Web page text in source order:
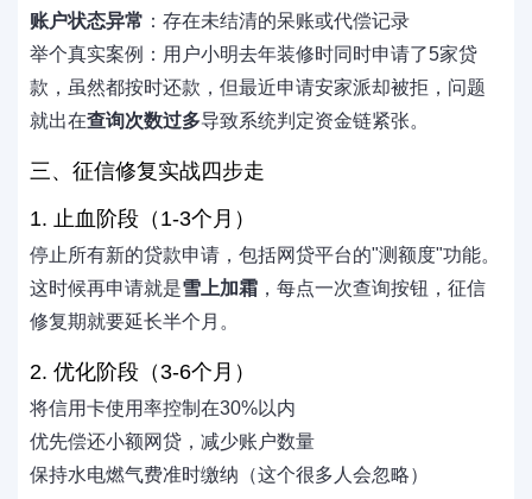
账户状态异常 ：存在未结清的呆账或代偿记录
举个真实案例：用户小明去年装修时同时申请了5家贷
款，虽然都按时还款，但最近申请安家派却被拒，问题
就出在查询次数过多导致系统判定资金链紧张。
三、征信修复实战四步走
1. 止血阶段（1-3个月）
停止所有新的贷款申请，包括网贷平台的"测额度"功能。
这时候再申请就是雪上加霜 ，每点一次查询按钮，征信
修复期就要延长半个月。
2. 优化阶段（3-6个月）
将信用卡使用率控制在30%以内
优先偿还小额网贷，减少账户数量
保持水电燃气费准时缴纳（这个很多人会忽略）